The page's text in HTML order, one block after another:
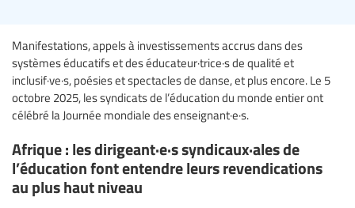
Manifestations, appels à investissements accrus dans des
systèmes éducatifs et des éducateur·trice·s de qualité et
inclusif·ve·s, poésies et spectacles de danse, et plus encore. Le 5
octobre 2025, les syndicats de l’éducation du monde entier ont
célébré la Journée mondiale des enseignant·e·s.
Afrique : les dirigeant·e·s syndicaux·ales de
l’éducation font entendre leurs revendications
au plus haut niveau